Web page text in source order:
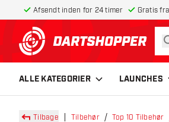
Afsendt inden for 24 timer Gratis
tilbage til forsiden
ALLE KATEGORIER LAUNCHES
Tilbage Tilbehør Top 10 Tilbehør